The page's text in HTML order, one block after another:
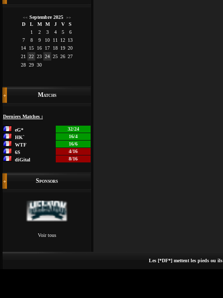
<< Septembre 2025 >>
D L M M J V
S
1
2 3 4 5
6
7
8 9 10 11 12 13
14
15 16 17 18 19 20
21
22 23 24 25 26 27
28 29 30
Matchs
Derniers Matches :
eG*
32/24
HK`
16/4
WTF
16/6
6S
4/16
diGital
8/16
Sponsors
Voir tous
Les [*DF*] mettent les pieds ou